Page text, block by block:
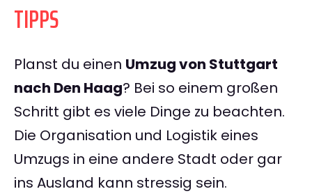
TIPPS
Planst du einen Umzug von Stuttgart
nach Den Haag? Bei so einem großen
Schritt gibt es viele Dinge zu beachten.
Die Organisation und Logistik eines
Umzugs in eine andere Stadt oder gar
ins Ausland kann stressig sein.